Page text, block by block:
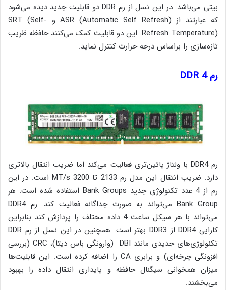
بیتی می‌باشد. در این نسل از رم DDR دو قابلیت جدید دیده می‌شود
که عبارتند از ASR (Automatic Self Refresh) و SRT (Self-
Refresh Temperature). این دو قابلیت کمک می‌کنند حافظه ظریب
تازه‌سازی را براساس درجه حرارت کنترل نماید.
رم DDR 4
رم DDR4 با ولتاژ پائین‌تری فعالیت می‌کند اما ضریب انتقال بالاتری
دارد. ضریب انتقال این مدل رم 2133 تا 3200 MT/s است. در این
رم از 4 عدد تکنولوژی جدید Bank Groups استفاده شده است. هر
Bank Group می‌تواند به صورت جداگانه فعالیت کند. رم DDR4
می‌تواند با هر سیکل ساعت 4 داده مختلف را پردازش کند بنابراین
کارایی DDR4 از DDR3 بهتر است. همچنین در این نسل از رم DDR
تکنولوژی‌های جدیدی مانند DBI (وارونگی باس دیتا)، CRC (بررسی
افزونگی چرخه‌ای) و برابری CA را اضافه کرده است. این قابلیت‌ها
میزان همخوانی سیگنال حافظه و پایداری انتقال داده را بهبود
می‌بخشند.